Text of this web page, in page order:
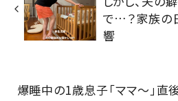
で…？家族の
響
爆睡中の1歳息子「ママ～」直後